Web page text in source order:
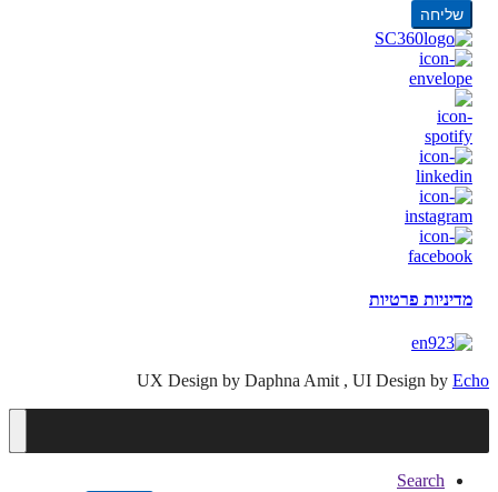
שליחה
מדיניות פרטיות
UX Design by Daphna Amit , UI Design by Echo
Search